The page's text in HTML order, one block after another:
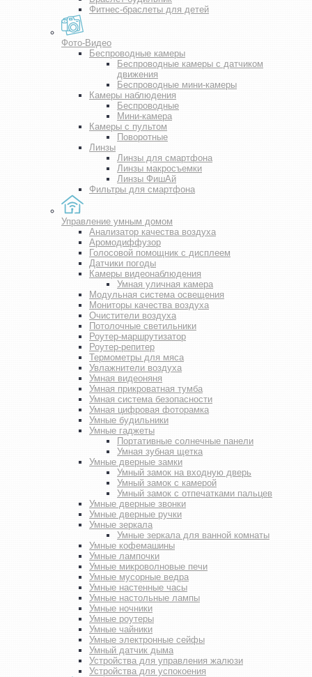
Фитнес-браслеты для детей
Фото-Видео
Беспроводные камеры
Беспроводные камеры с датчиком
движения
Беспроводные мини-камеры
Камеры наблюдения
Беспроводные
Мини-камера
Камеры с пультом
Поворотные
Линзы
Линзы для смартфона
Линзы макросъемки
Линзы ФишАй
Фильтры для смартфона
Управление умным домом
Анализатор качества воздуха
Аромодиффузор
Голосовой помощник с дисплеем
Датчики погоды
Камеры видеонаблюдения
Умная уличная камера
Модульная система освещения
Мониторы качества воздуха
Очистители воздуха
Потолочные светильники
Роутер-маршрутизатор
Роутер-репитер
Термометры для мяса
Увлажнители воздуха
Умная видеоняня
Умная прикроватная тумба
Умная система безопасности
Умная цифровая фоторамка
Умные будильники
Умные гаджеты
Портативные солнечные панели
Умная зубная щетка
Умные дверные замки
Умный замок на входную дверь
Умный замок с камерой
Умный замок с отпечатками пальцев
Умные дверные звонки
Умные дверные ручки
Умные зеркала
Умные зеркала для ванной комнаты
Умные кофемашины
Умные лампочки
Умные микроволновые печи
Умные мусорные ведра
Умные настенные часы
Умные настольные лампы
Умные ночники
Умные роутеры
Умные чайники
Умные электронные сейфы
Умный датчик дыма
Устройства для управления жалюзи
Устройства для успокоения